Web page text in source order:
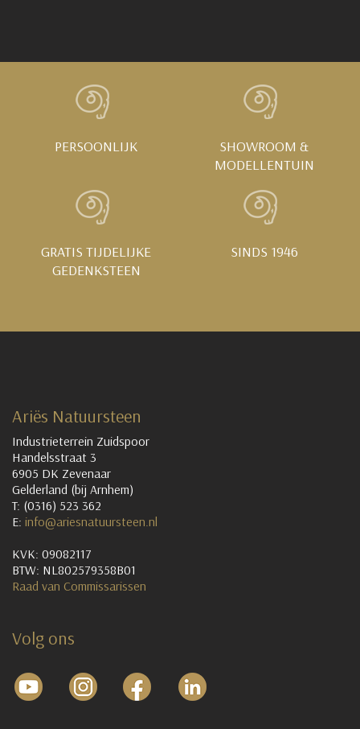
PERSOONLIJK
SHOWROOM &
MODELLENTUIN
GRATIS TIJDELIJKE
GEDENKSTEEN
SINDS 1946
Ariës Natuursteen
Industrieterrein Zuidspoor
Handelsstraat 3
6905 DK Zevenaar
Gelderland (bij Arnhem)
T: (0316) 523 362
E: info@ariesnatuursteen.nl
KVK: 09082117
BTW: NL802579358B01
Raad van Commissarissen
Volg ons